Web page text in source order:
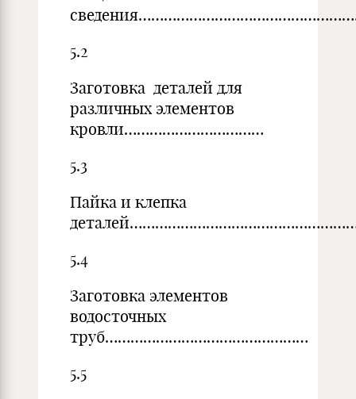
5.2
Заготовка деталей для
различных элементов
кровли……………………………
5.3
Пайка и клепка
5.4
Заготовка элементов
водосточных
труб…………………………………………
5.5